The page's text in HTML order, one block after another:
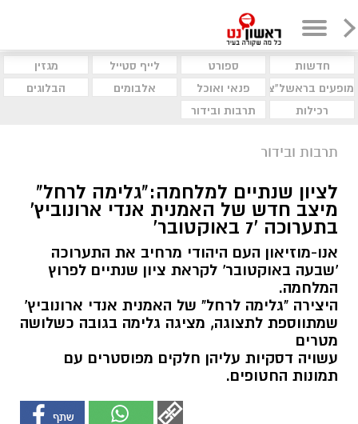
חדשות ספורט לייף סטייל
מגזין
מופעים בראשל"צ
פנאי ואוכל אלבומים
הבלוגים
רכילות
תרבות ובידור
תרבות ובידור
לציון שנתיים למלחמה:"גלימה לרחל"
מיצב חדש של האמנית אנדי ארונוביץ'
בתערוכה '7 באוקטובר'
אנו-מוזיאון העם היהודי מרחיב את התערוכה
'שבעה באוקטובר' לקראת ציון שנתיים לפרוץ
המלחמה.
היצירה "גלימה לרחל" של האמנית אנדי ארונוביץ'
שמתווספת לתצוגה, מציגה גלימה בגובה כשלושה
מטרים
עשויה דסקיות עליהן חלקים מפוסטרים עם
תמונות החטופים.